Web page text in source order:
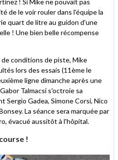
de le voir rouler dans l'équipe la
quart de litre au guidon d'une
! Une bien belle récompense
conditions de piste, Mike
lors des essais (11ème le
ligne dimanche après une
Talmacsi s'octroie sa
Sergio Gadea, Simone Corsi, Nico
La séance sera marquée par
évacué aussitôt à l'hôpital.
!